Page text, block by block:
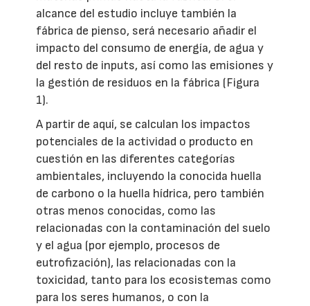
alcance del estudio incluye también la
fábrica de pienso, será necesario añadir el
impacto del consumo de energía, de agua y
del resto de inputs, así como las emisiones y
la gestión de residuos en la fábrica (Figura
1).
A partir de aquí, se calculan los impactos
potenciales de la actividad o producto en
cuestión en las diferentes categorías
ambientales, incluyendo la conocida huella
de carbono o la huella hídrica, pero también
otras menos conocidas, como las
relacionadas con la contaminación del suelo
y el agua (por ejemplo, procesos de
eutrofización), las relacionadas con la
toxicidad, tanto para los ecosistemas como
para los seres humanos, o con la